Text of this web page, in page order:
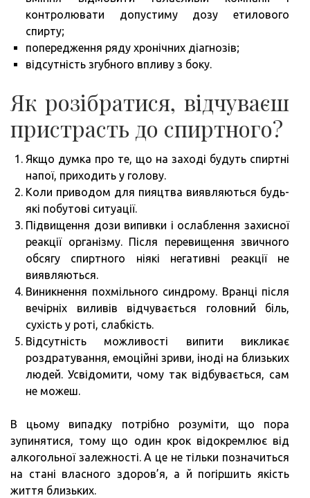
контролювати допустиму дозу етилового
спирту;
попередження ряду хронічних діагнозів;
відсутність згубного впливу з боку.
Як розібратися, відчуваєш
пристрасть до спиртного?
Якщо думка про те, що на заході будуть спиртні
напої, приходить у голову.
Коли приводом для пияцтва виявляються будь-
які побутові ситуації.
Підвищення дози випивки і ослаблення захисної
реакції організму. Після перевищення звичного
обсягу спиртного ніякі негативні реакції не
виявляються.
Виникнення похмільного синдрому. Вранці після
вечірніх виливів відчувається головний біль,
сухість у роті, слабкість.
Відсутність можливості випити викликає
роздратування, емоційні зриви, іноді на близьких
людей. Усвідомити, чому так відбувається, сам
не можеш.
В цьому випадку потрібно розуміти, що пора
зупинятися, тому що один крок відокремлює від
алкогольної залежності. А це не тільки позначиться
на стані власного здоров’я, а й погіршить якість
життя близьких.